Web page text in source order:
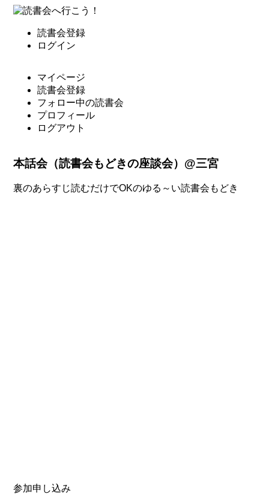
読書会登録
ログイン
マイページ
読書会登録
フォロー中の読書会
プロフィール
ログアウト
本話会（読書会もどきの座談会）@三宮
裏のあらすじ読むだけでOKのゆる～い読書会もどき
参加申し込み